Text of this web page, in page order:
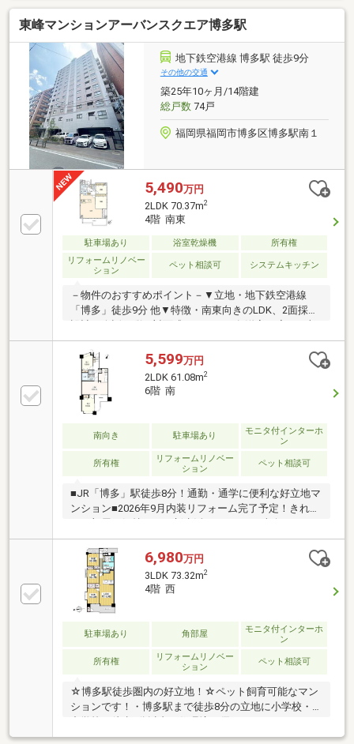
リフォーム内容（令和8年7月実施）・クロス貼替、フ
ローリング貼替、建具交換・キッチン、浴室、トイ
レ、洗面化粧台 新品交換■ご希望の住まい探しをお
手伝いします ━━━━━・・・物件の詳細・ご相談
はお気軽にお問い合わせください。
東峰マンションアーバンスクエア博多駅
地下鉄空港線 博多駅 徒歩9分
その他の交通
築25年10ヶ月/14階建
総戸数74戸
福岡県福岡市博多区博多駅南１
5,490万円
2LDK 70.37m2
4階 南東
駐車場あり 浴室乾燥機
所有権
リフォームリノベー
ション
ペット相談可 システムキッチン
－物件のおすすめポイント－▼立地・地下鉄空港線
「博多」徒歩9分 他▼特徴・南東向きのLDK、2面採光
納スペース有・オートロック・宅配BOX付・3LDKから
間取り変更済・ペット飼育可能(規約有)▼設備・食器
洗乾燥機・浴室乾燥機▼2026年7月室内リフォーム済
【交換】キッチン、UB、トイレ、洗面化粧台、建具
【張替】クロス、フローリング、フロアタイル▼周辺
環境・東住吉小学校 徒歩2分(約120m)■ ご希望の住ま
い探しをお手伝いします ━━━━━・・・物件の詳
細・ご相談はお気軽にお問い合わせください。
5,599万円
2LDK 61.08m2
6階 南
南向き 駐車場あり
モニタ付インターホ
ン
所有権
リフォームリノベー
ション
ペット相談可
■JR「博多」駅徒歩8分！通勤・通学に便利な好立地マ
ンション■2026年9月内装リフォーム完了予定！きれい
LDK15畳以上＆全居室5畳以上のゆとりある2LDK■スー
パー・小学校が徒歩10分圏内に揃う充実の生活環境■
ペット飼育相談可能・快適な共用設備も魅力
6,980万円
3LDK 73.32m2
4階 西
駐車場あり 角部屋
モニタ付インターホ
ン
所有権
リフォームリノベー
ション
ペット相談可
☆博多駅徒歩圏内の好立地！☆ペット飼育可能なマン
ションです！・博多駅まで徒歩8分の立地に小学校・
す。・オートロック、エレベーター付きの角部屋のお